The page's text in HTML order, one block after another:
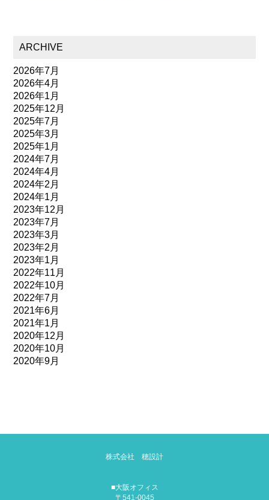
ARCHIVE
2026年7月
2026年4月
2026年1月
2025年12月
2025年7月
2025年3月
2025年1月
2024年7月
2024年4月
2024年2月
2024年1月
2023年12月
2023年7月
2023年3月
2023年2月
2023年1月
2022年11月
2022年10月
2022年7月
2021年6月
2021年1月
2020年12月
2020年10月
2020年9月
株式会社 穂設計
■大阪オフィス
〒541-0045